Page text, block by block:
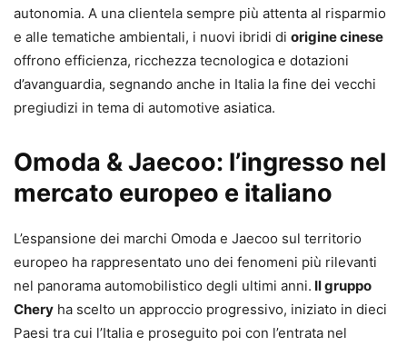
autonomia. A una clientela sempre più attenta al risparmio
e alle tematiche ambientali, i nuovi ibridi di origine cinese
offrono efficienza, ricchezza tecnologica e dotazioni
d’avanguardia, segnando anche in Italia la fine dei vecchi
pregiudizi in tema di automotive asiatica.
Omoda & Jaecoo: l’ingresso nel
mercato europeo e italiano
L’espansione dei marchi Omoda e Jaecoo sul territorio
europeo ha rappresentato uno dei fenomeni più rilevanti
nel panorama automobilistico degli ultimi anni. Il gruppo
Chery ha scelto un approccio progressivo, iniziato in dieci
Paesi tra cui l’Italia e proseguito poi con l’entrata nel